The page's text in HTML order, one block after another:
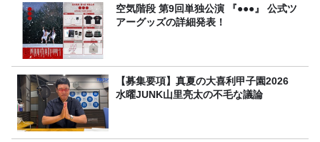
空気階段 第9回単独公演 『●●●』 公式ツ
アーグッズの詳細発表！
【募集要項】真夏の大喜利甲子園2026
水曜JUNK山里亮太の不毛な議論